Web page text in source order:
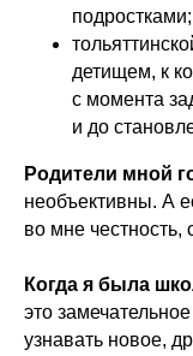
подростками;
детищем, к
с момента
и до
Родители мной
необъективны. А
во мне честность,
Когда я была
это
узнавать новое,